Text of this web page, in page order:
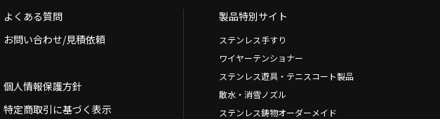
よくある質問
お問い合わせ/見積依頼
個人情報保護方針
特定商取引に基づく表示
製品特別サイト
ステンレス手すり
ワイヤーテンショナー
ステンレス遊具・テニスコート製品
散水・消雪ノズル
ステンレス鋳物オーダーメイド